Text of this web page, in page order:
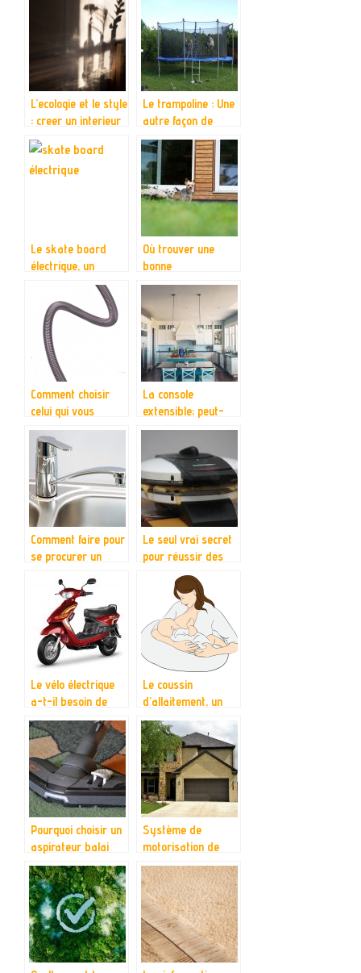
L’ecologie et le style
: creer un interieur
respectueux de
l’environnement
Le trampoline : Une
autre façon de
s’amuser pour vos
enfants
Le skate board
électrique, un
appareil permettant
le déplacement en
zone urbaine
Où trouver une
bonne
débroussailleuse
thermique?
Comment choisir
celui qui vous
convient ?
La console
extensible; peut-
elle vraiment aider
à être plus
productif ?
Comment faire pour
se procurer un
de haute qualité ?
Le seul vrai secret
pour réussir des
gaufres à tous les
coups, le gaufrier.
Le vélo électrique
a-t-il besoin de
révision?
Le coussin
d’allaitement, un
accessoire tant
nécessaire pour la
femme enceinte que
pour le nouveau né
Pourquoi choisir un
aspirateur balai
Système de
motorisation de
porte de garage :
quels avantages en
tire-t-on ?